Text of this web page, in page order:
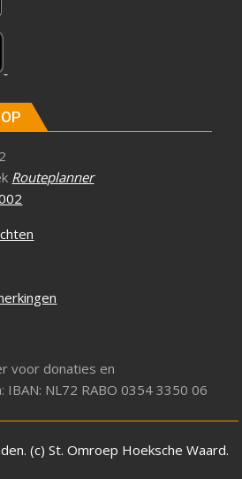
Routeplanner
voor donaties en
NL72 RABO 0354 3350 06
(c) St. Omroep Hoeksche Waard.